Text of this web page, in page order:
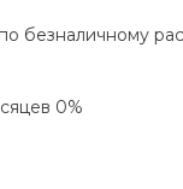
безналичному
0%